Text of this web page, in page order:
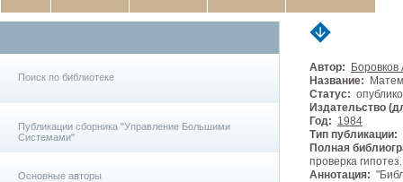
Поиск по библиотеке
Публикации сборника "Управление Большими
Системами"
Основные авторы
Автор:
Боровков
Название:
Статус:
Издательство
Год: 1984
Тип публикации:
Полная
проверка
Аннотация: